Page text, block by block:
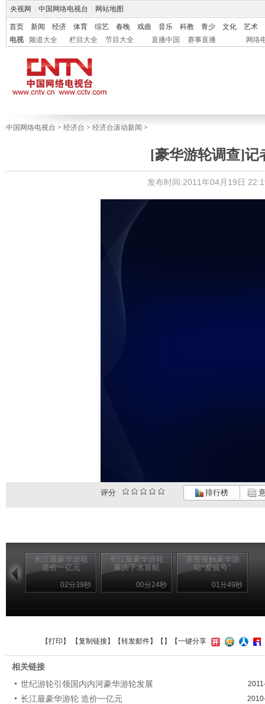
央视网 中国网络电视台 网站地图
首页 新闻 经济 体育 综艺 春晚 戏曲 音乐 科教 青少 文化
艺术
电视
频道大全 栏目大全 节目大全 直播中国 赛事直播 网络
中国网络电视台 > 经济台 > 经济台滚动新闻 >
[豪华游轮调查]记
发布时间:2011年04月19日
评分 排行榜
长江最豪华游轮
造价一亿元
02分39秒
长江最豪华游轮
重庆下水首航
00分24秒
亲密接触豪华游
轮“爱彼号”
01分49秒
【打印 】 【复制链接】【转发邮件】【 】 【一键分享
相关链接
世纪游轮引领国内内河豪华游轮发展
长江最豪华游轮 造价一亿元